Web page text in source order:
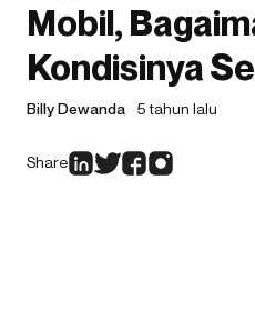
Mobil,
Kondisinya
Billy Dewanda 5 tahun lalu
Share